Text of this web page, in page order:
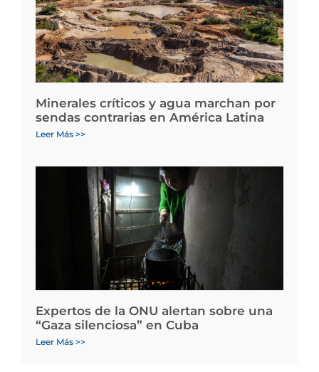
Minerales críticos y agua marchan por
sendas contrarias en América Latina
Leer Más >>
Expertos de la ONU alertan sobre una
“Gaza silenciosa” en Cuba
Leer Más >>